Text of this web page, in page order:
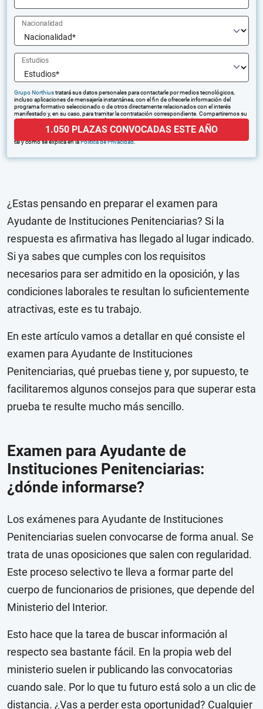
Nacionalidad
Estudios
Grupo Northiustratará sus datos personales para contactarle por medios tecnológicos,
incluso aplicaciones de mensajería instantánea, con el fin de ofrecerle información del
programa formativo seleccionado o de otros directamente relacionados con el interés
manifestado y, en su caso, para tramitar la contratación correspondiente. Compartiremos su
solicitud con las empresas que conforman el
puedan hacerle llegar la mejor oferta de productos y servicios de acuerdo a su petición.
tal y como se explica en laPolítica de Privacidad.
1.050 PLAZAS CONVOCADAS ESTE AÑO
¿Estas pensando en preparar el examen para
Ayudante de Instituciones Penitenciarias? Si la
respuesta es afirmativa has llegado al lugar indicado.
Si ya sabes que cumples con los requisitos
necesarios para ser admitido en la oposición, y las
condiciones laborales te resultan lo suficientemente
atractivas, este es tu trabajo.
En este artículo vamos a detallar en qué consiste el
examen para Ayudante de Instituciones
Penitenciarias, qué pruebas tiene y, por supuesto, te
facilitaremos algunos consejos para que superar esta
prueba te resulte mucho más sencillo.
Examen para Ayudante de
Instituciones Penitenciarias:
¿dónde informarse?
Los exámenes para Ayudante de Instituciones
Penitenciarias suelen convocarse de forma anual. Se
trata de unas oposiciones que salen con regularidad.
Este proceso selectivo te lleva a formar parte del
cuerpo de funcionarios de prisiones, que depende del
Ministerio del Interior.
Esto hace que la tarea de buscar información al
respecto sea bastante fácil. En la propia web del
ministerio suelen ir publicando las convocatorias
cuando sale. Por lo que tu futuro está solo a un clic de
distancia. ¿Vas a perder esta oportunidad? Cualquier